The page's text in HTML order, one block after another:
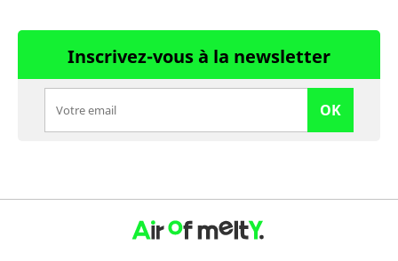
Inscrivez-vous à la newsletter
OK